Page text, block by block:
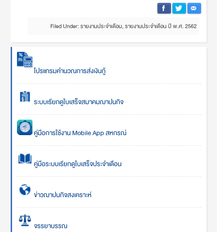
Filed Under:รายงานประจำเดือน,รายงานประจำเดือน ปี พ.ศ. 2562
โปรแกรมคำนวณการส่งเงินกู้
ระบบเรียกดูใบเสร็จสมาคมฌาปนกิจ
คู่มือการใช้งาน Mobile App สหกรณ์
คู่มือระบบเรียกดูใบเสร็จประจำเดือน
ข่าวฌาปนกิจสงเคราะห์
จรรยาบรรณ